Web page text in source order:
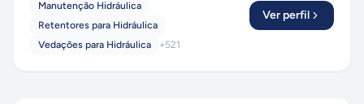
Manutenção Hidráulica
Retentores para Hidráulica
Vedações para Hidráulica
+521
Ver perfil